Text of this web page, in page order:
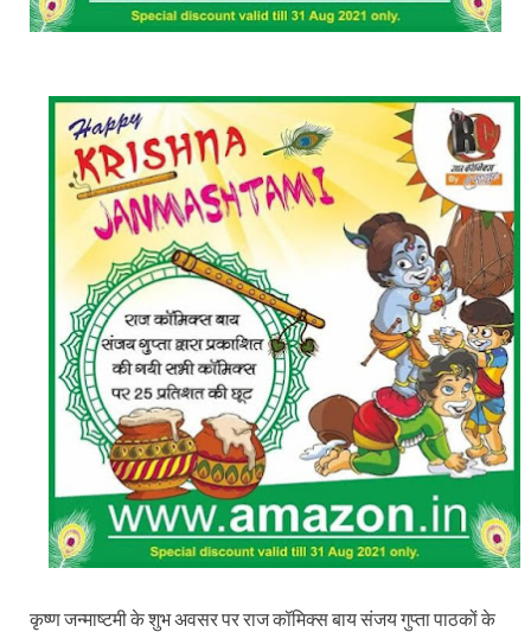
कृष्ण जन्माष्टमी के शुभ अवसर पर राज कॉमिक्स बाय संजय गुप्ता पाठकों के